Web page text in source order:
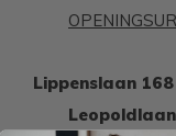
Leopoldlaan